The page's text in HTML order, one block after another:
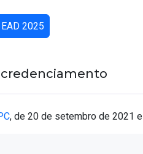
2025
, de 20 de setembro de 2021 e